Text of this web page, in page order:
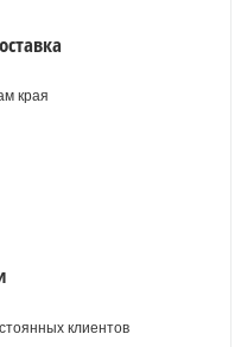
края
клиентов